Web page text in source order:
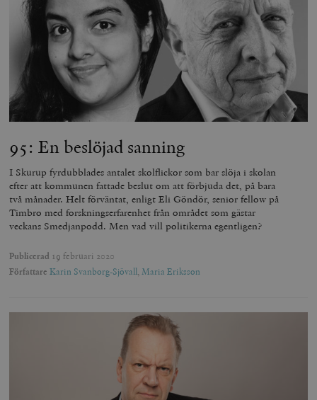
95: En beslöjad sanning
I Skurup fyrdubblades antalet skolflickor som bar slöja i skolan
efter att kommunen fattade beslut om att förbjuda det, på bara
två månader. Helt förväntat, enligt Eli Göndör, senior fellow på
Timbro med forskningserfarenhet från området som gästar
veckans Smedjanpodd. Men vad vill politikerna egentligen?
Publicerad 19 februari 2020
Författare Karin Svanborg-Sjövall,Maria Eriksson